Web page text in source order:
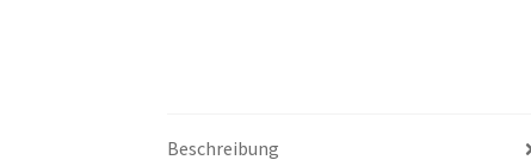
Beschreibung